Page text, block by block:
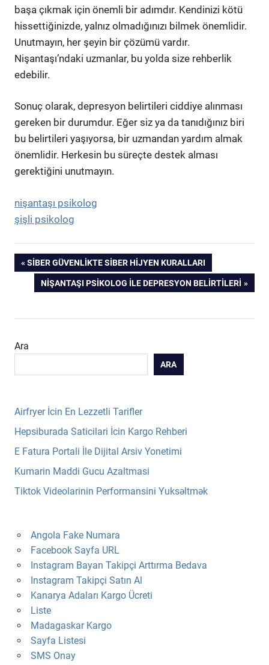
başa çıkmak için önemli bir adımdır. Kendinizi kötü
hissettiğinizde, yalnız olmadığınızı bilmek önemlidir.
Unutmayın, her şeyin bir çözümü vardır.
Nişantaşı’ndaki uzmanlar, bu yolda size rehberlik
edebilir.
Sonuç olarak, depresyon belirtileri ciddiye alınması
gereken bir durumdur. Eğer siz ya da tanıdığınız biri
bu belirtileri yaşıyorsa, bir uzmandan yardım almak
önemlidir. Herkesin bu süreçte destek alması
gerektiğini unutmayın.
nişantaşı psikolog
şişli psikolog
Yazı
gezinmesi
PREVIOUS
POST:
SIBER GÜVENLIKTE SIBER HIJYEN KURALLARI
NEXT
POST:
NIŞANTAŞI PSIKOLOG ILE DEPRESYON BELIRTILERI
Ara
ARA
Airfryer İcin En Lezzetli Tarifler
Hepsiburada Saticilari İcin Kargo Rehberi
E Fatura Portali İle Dijital Arsiv Yonetimi
Kumarin Maddi Gucu Azaltmasi
Tiktok Videolarinin Performansini Yuksəltmək
Angola Fake Numara
Facebook Sayfa URL
Instagram Bayan Takipçi Arttırma Bedava
Instagram Takipçi Satın Al
Kanarya Adaları Kargo Ücreti
Liste
Madagaskar Kargo
Sayfa Listesi
SMS Onay